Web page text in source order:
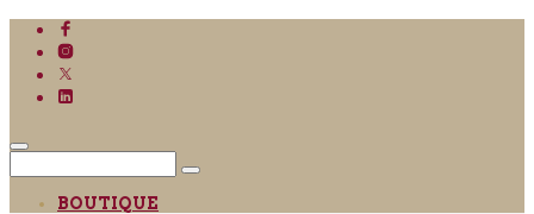
BOUTIQUE